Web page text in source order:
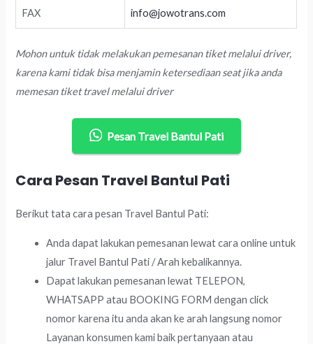
FAX info@jowotrans.com
Mohon untuk tidak melakukan pemesanan tiket melalui driver,
karena kami tidak bisa menjamin ketersediaan seat jika anda
memesan tiket travel melalui driver
Pesan Travel Bantul Pati
Cara Pesan Travel Bantul Pati
Berikut tata cara pesan Travel Bantul Pati:
Anda dapat lakukan pemesanan lewat cara online untuk
jalur Travel Bantul Pati / Arah kebalikannya.
Dapat lakukan pemesanan lewat TELEPON,
WHATSAPP atau BOOKING FORM dengan click
nomor karena itu anda akan ke arah langsung nomor
Layanan konsumen kami baik pertanyaan atau